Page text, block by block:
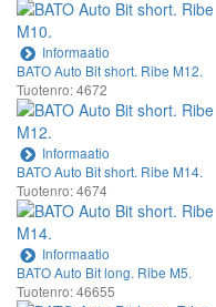
Informaatio
BATO Auto Bit short. Ribe M12.
Tuotenro: 4672
Informaatio
BATO Auto Bit short. Ribe M14.
Tuotenro: 4674
Informaatio
BATO Auto Bit long. Ribe M5.
Tuotenro: 46655